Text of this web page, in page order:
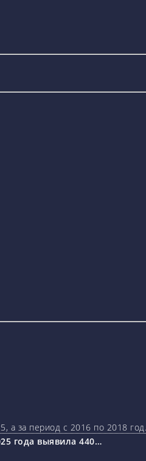
а за период с 2016 по 2018
года выявила 440…